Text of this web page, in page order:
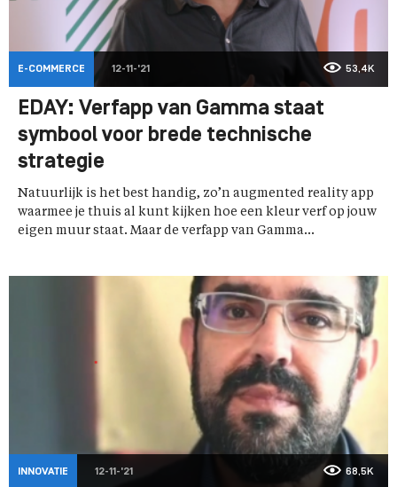
E-COMMERCE 12-11-'21 53,4K
EDAY: Verfapp van Gamma staat
symbool voor brede technische
strategie
Natuurlijk is het best handig, zo’n augmented reality app
waarmee je thuis al kunt kijken hoe een kleur verf op jouw
eigen muur staat. Maar de verfapp van Gamma...
INNOVATIE 12-11-'21 68,5K